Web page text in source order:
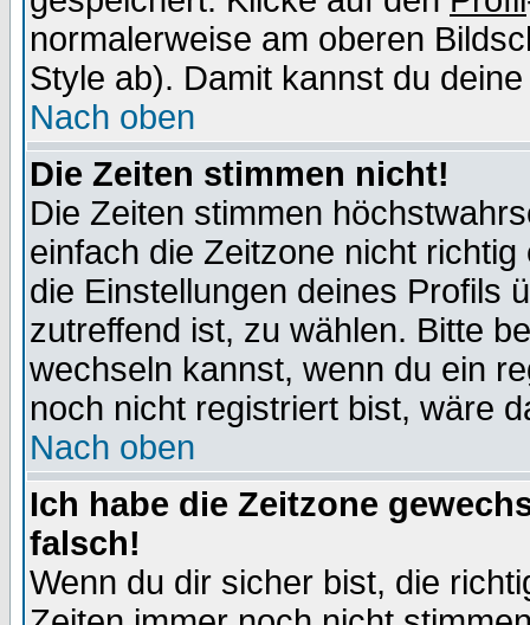
normalerweise am oberen
Style ab). Damit kannst du
Nach oben
Die Zeiten stimmen nicht!
Die Zeiten stimmen
einfach die Zeitzone nicht
die Einstellungen deines Profils
zutreffend ist, zu wählen. Bitte
wechseln kannst, wenn du ein
noch nicht registriert bist, wäre
Nach oben
Ich habe die Zeitzone
falsch!
Wenn du dir sicher bist, die